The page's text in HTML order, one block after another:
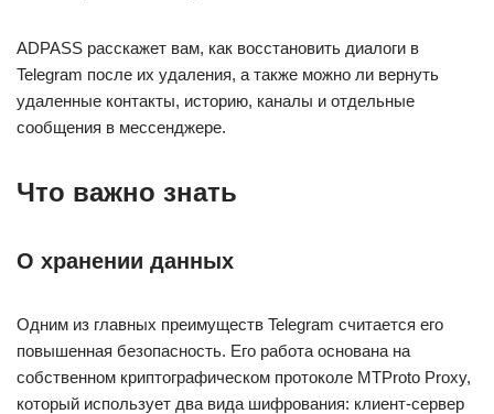
ADPASS расскажет вам, как восстановить диалоги в
Telegram после их удаления, а также можно ли вернуть
удаленные контакты, историю, каналы и отдельные
сообщения в мессенджере.
Что важно знать
О хранении данных
Одним из главных преимуществ Telegram считается его
повышенная безопасность. Его работа основана на
собственном криптографическом протоколе MTProto Proxy,
который использует два вида шифрования: клиент-сервер